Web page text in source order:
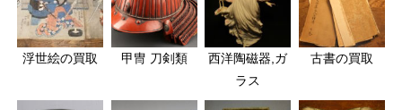
浮世絵の買取 甲冑 刀剣類
西洋陶磁器,ガ
ラス
古書の買取